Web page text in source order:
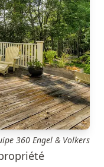
360 Engel & Volkers